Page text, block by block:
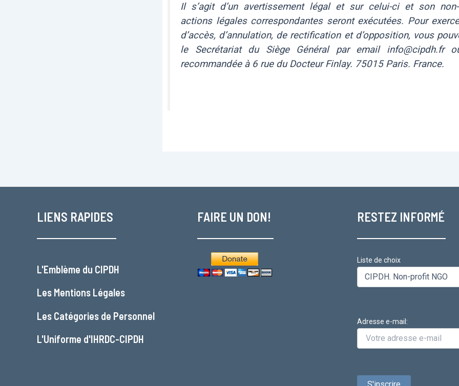
Il s’agit d’un avertissement légal et sur celui-ci et son
actions légales correspondantes seront exécutées. Pour
d’accès, d’annulation, de rectification et d’opposition, vous
le Secrétariat du Siège Général par email info@cipdh.fr
recommandée à 6 rue du Docteur Finlay. 75015 Paris. France.
LIENS RAPIDES
L'Emblème du CIPDH
Les Mentions Légales
Les Catégories de Personnel
L'Uniforme d'IHRDC-CIPDH
FAIRE UN DON! RESTEZ INFORMÉ
Liste de choix
Adresse e-mail: